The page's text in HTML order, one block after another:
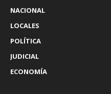
NACIONAL
LOCALES
POLÍTICA
JUDICIAL
ECONOMÍA